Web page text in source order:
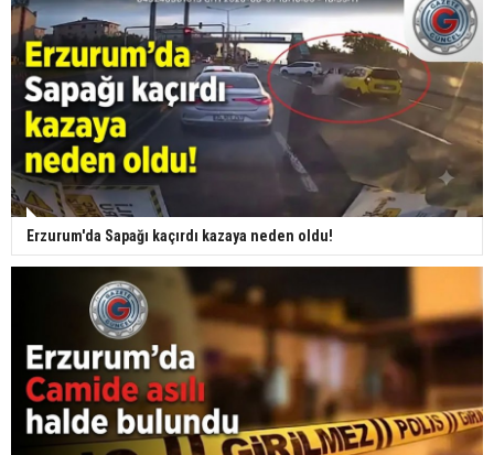
Erzurum'da Sapağı kaçırdı kazaya neden oldu!